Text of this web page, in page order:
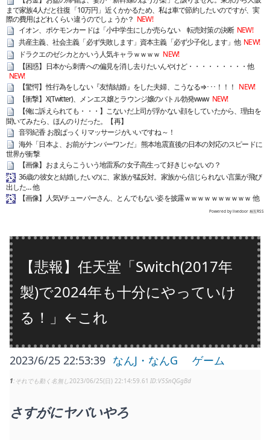
まで家族4人だと往復「10万円」近くかかるため、私は車で節約したいのですが、実
際の費用はどれくらい違うのでしょうか？ NEW!
イオン、ポケモンカードは「小中学生にしか売らない 転売対策の決断 NEW!
共産主義、社会主義「必ず失敗します」資本主義「必ず少子化します」他 NEW!
ドラクエのゼシカとかいう人気キャラｗｗｗｗ NEW!
【困惑】日本から刺青への偏見を消し去りたいんやけど・・・・・・・・・他
NEW!
【驚愕】性行為をしない『友情結婚』をした夫婦、こうなる⇒･･･！！！ NEW!
【衝撃】X(Twitter)、メンエス嬢とラウンジ嬢のバトル勃発www NEW!
【俺に訴えられても・・・】こないだ上司が浮かない顔をしていたから、理由を
聞いてみたら、ほんのりだった。【再】
音羽紀香 お股ぱっくりマッサージがいいですね～！
海外「日本よ、お前がナンバーワンだ」 熊本地震直後の日本の対応のスピードに
世界が衝撃
【画像】おまえらこういう地雷系の女子高生って好きじゃないの？
36歳の彼女と結婚したいのに、家族が猛反対。家族から信じられない言葉が飛び
出した… 他
【画像】人気Vチューバーさん、とんでもない姿を披露ｗｗｗｗｗｗｗｗｗｗ 他
Powered by livedoor 相互RSS
【悲報】任天堂「Switch(2017年
製)で2024年も十分にやっていけ
る！」←これ
2023/6/25 22:53:39 なんJ・なんG ゲーム
1 それでも動く名無し 2023/06/25(日) 22:14:59.61 V5SnQGgBd
さすがにヤバいやろ